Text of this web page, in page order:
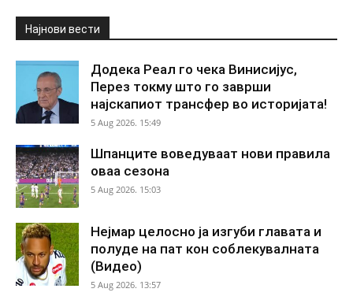
Најнови вести
Додека Реал го чека Винисијус,
Перез токму што го заврши
најскапиот трансфер во историјата!
5 Aug 2026. 15:49
Шпанците воведуваат нови правила
оваа сезона
5 Aug 2026. 15:03
Нејмар целосно ја изгуби главата и
полуде на пат кон соблекувалната
(Видео)
5 Aug 2026. 13:57